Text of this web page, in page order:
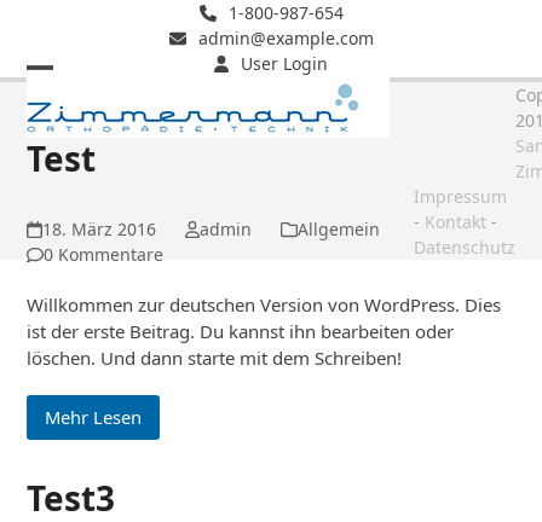
content
1-800-987-654
admin@example.com
User Login
Open
mobile
menu
Close
mobile
menu
Test
18. März 2016 admin
Allgemein
0 Kommentare
Willkommen zur deutschen Version von WordPress. Dies
ist der erste Beitrag. Du kannst ihn bearbeiten oder
löschen. Und dann starte mit dem Schreiben!
Mehr Lesen
Test3
Impressum
- Kontakt-
Datenschutz